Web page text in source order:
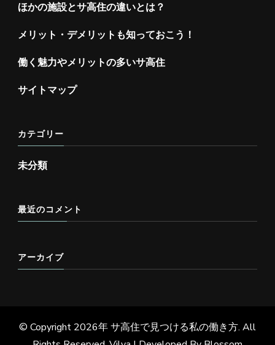
ほかの施設とサ高住の違いとは？
メリット・デメリットも知っておこう！
働く魅力やメリットの多いサ高住
サイトマップ
カテゴリー
未分類
最近のコメント
アーカイブ
© Copyright 2026年サ高住で見つける私の働き方. All